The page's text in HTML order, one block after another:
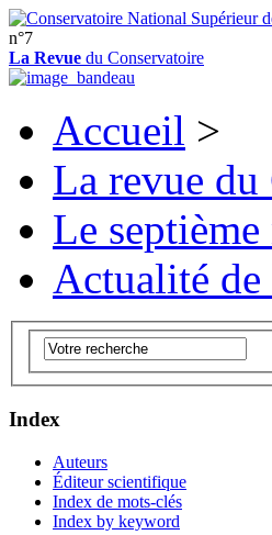
n°7
La Revue du Conservatoire
Accueil >
La revue
Le
Actualité de
Index
Auteurs
Éditeur scientifique
Index de mots-clés
Index by keyword